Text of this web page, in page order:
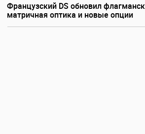
Французский DS обновил
матричная оптика и новые опции